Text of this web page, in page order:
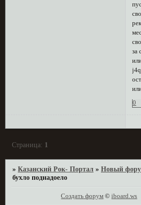
за
0
Страница: 1
»Казанский Рок- Портал »Новый
бухло поднадоело
Создать форум ©iboard.ws